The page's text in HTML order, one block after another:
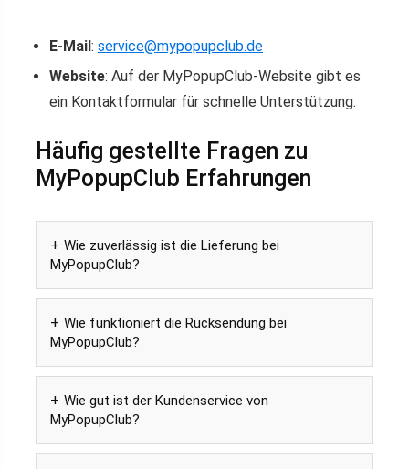
E-Mail: service@mypopupclub.de
Website: Auf der MyPopupClub-Website gibt es
ein Kontaktformular für schnelle Unterstützung.
Häufig gestellte Fragen zu
MyPopupClub Erfahrungen
Wie zuverlässig ist die Lieferung bei
MyPopupClub?
Wie funktioniert die Rücksendung bei
MyPopupClub?
Wie gut ist der Kundenservice von
MyPopupClub?